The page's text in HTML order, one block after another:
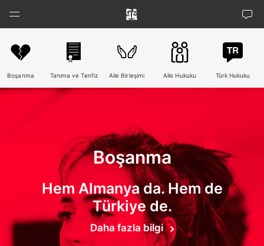
Menu
Boşanma Tanıma ve Tenfiz Aile Birleşimi Aile Hukuku Türk Hukuku
Boşanma
Hem Almanya da. Hem de
Türkiye de.
Daha fazla bilgi